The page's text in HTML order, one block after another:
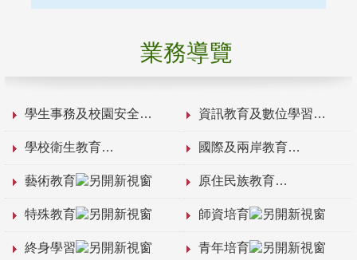
業務導覽
學生事務及校園安全 資訊教育及數位學習
學校衛生教育 國際及兩岸教育
藝術教育 原住民族教育
特殊教育 師資培育
終身學習 青年培育